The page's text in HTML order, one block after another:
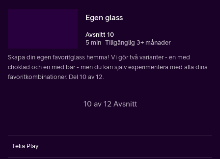
Egen glass
Avsnitt 10
5 min Tillgänglig 3+ månader
Skapa din egen favoritglass hemma! Vi gör två varianter - en med
choklad och en med bär - men du kan själv experimentera med alla dina
favoritkombinationer. Del 10 av 12.
10 av 12 Avsnitt
Telia Play